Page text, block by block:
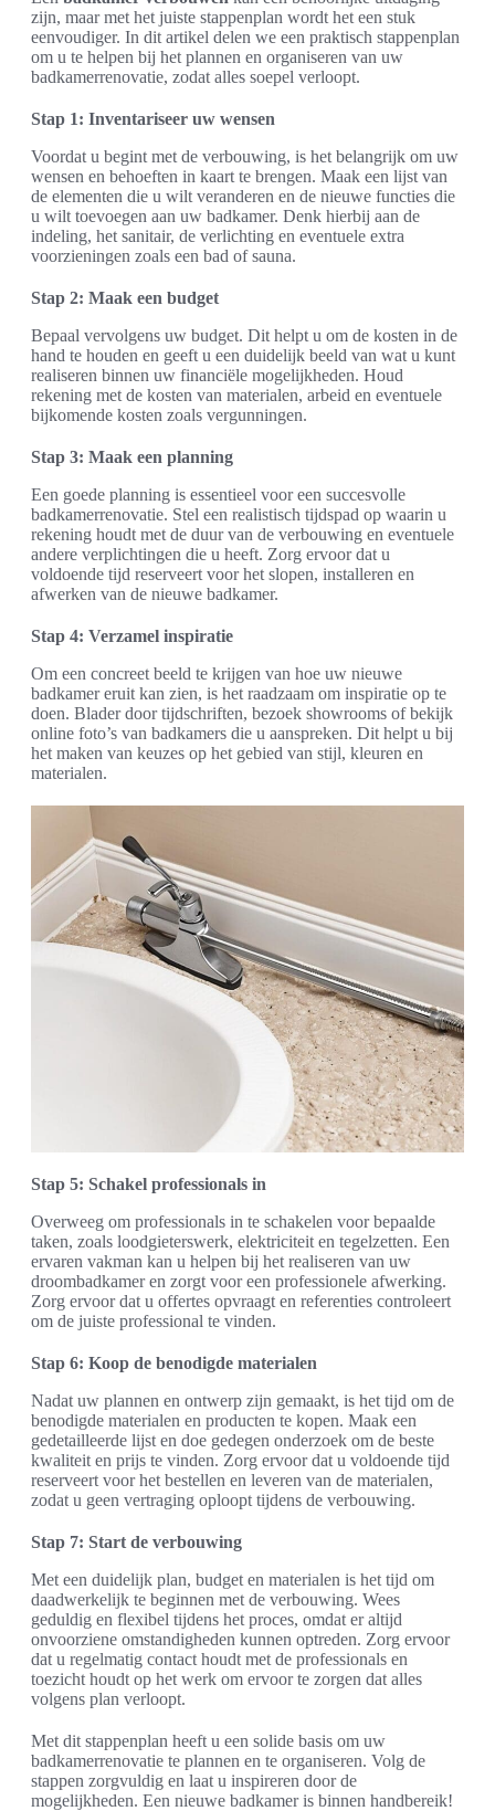
zijn, maar met het juiste stappenplan wordt het een stuk
eenvoudiger. In dit artikel delen we een praktisch stappenplan
om u te helpen bij het plannen en organiseren van uw
badkamerrenovatie, zodat alles soepel verloopt.
Stap 1: Inventariseer uw wensen
Voordat u begint met de verbouwing, is het belangrijk om uw
wensen en behoeften in kaart te brengen. Maak een lijst van
de elementen die u wilt veranderen en de nieuwe functies die
u wilt toevoegen aan uw badkamer. Denk hierbij aan de
indeling, het sanitair, de verlichting en eventuele extra
voorzieningen zoals een bad of sauna.
Stap 2: Maak een budget
Bepaal vervolgens uw budget. Dit helpt u om de kosten in de
hand te houden en geeft u een duidelijk beeld van wat u kunt
realiseren binnen uw financiële mogelijkheden. Houd
rekening met de kosten van materialen, arbeid en eventuele
bijkomende kosten zoals vergunningen.
Stap 3: Maak een planning
Een goede planning is essentieel voor een succesvolle
badkamerrenovatie. Stel een realistisch tijdspad op waarin u
rekening houdt met de duur van de verbouwing en eventuele
andere verplichtingen die u heeft. Zorg ervoor dat u
voldoende tijd reserveert voor het slopen, installeren en
afwerken van de nieuwe badkamer.
Stap 4: Verzamel inspiratie
Om een concreet beeld te krijgen van hoe uw nieuwe
badkamer eruit kan zien, is het raadzaam om inspiratie op te
doen. Blader door tijdschriften, bezoek showrooms of bekijk
online foto’s van badkamers die u aanspreken. Dit helpt u bij
het maken van keuzes op het gebied van stijl, kleuren en
materialen.
Stap 5: Schakel professionals in
Overweeg om professionals in te schakelen voor bepaalde
taken, zoals loodgieterswerk, elektriciteit en tegelzetten. Een
ervaren vakman kan u helpen bij het realiseren van uw
droombadkamer en zorgt voor een professionele afwerking.
Zorg ervoor dat u offertes opvraagt en referenties controleert
om de juiste professional te vinden.
Stap 6: Koop de benodigde materialen
Nadat uw plannen en ontwerp zijn gemaakt, is het tijd om de
benodigde materialen en producten te kopen. Maak een
gedetailleerde lijst en doe gedegen onderzoek om de beste
kwaliteit en prijs te vinden. Zorg ervoor dat u voldoende tijd
reserveert voor het bestellen en leveren van de materialen,
zodat u geen vertraging oploopt tijdens de verbouwing.
Stap 7: Start de verbouwing
Met een duidelijk plan, budget en materialen is het tijd om
daadwerkelijk te beginnen met de verbouwing. Wees
geduldig en flexibel tijdens het proces, omdat er altijd
onvoorziene omstandigheden kunnen optreden. Zorg ervoor
dat u regelmatig contact houdt met de professionals en
toezicht houdt op het werk om ervoor te zorgen dat alles
volgens plan verloopt.
Met dit stappenplan heeft u een solide basis om uw
badkamerrenovatie te plannen en te organiseren. Volg de
stappen zorgvuldig en laat u inspireren door de
mogelijkheden. Een nieuwe badkamer is binnen handbereik!